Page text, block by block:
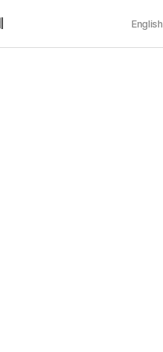
English